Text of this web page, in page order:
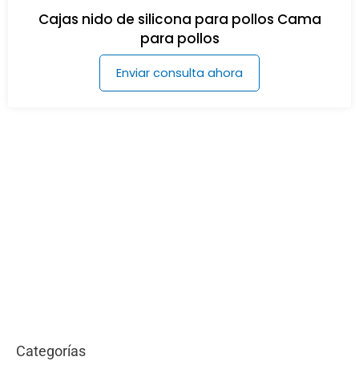
Categorías
Cajas nido de silicona para pollos Cama
para pollos
Enviar consulta ahora